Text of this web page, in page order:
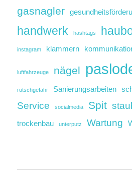
gasnagler
handwerk hashtags
instagram klammern
luftfahrzeuge nägel
rutschgefahr Sanierungsarbeiten
Service socialmedia Spit
trockenbau
unterputz Wartung